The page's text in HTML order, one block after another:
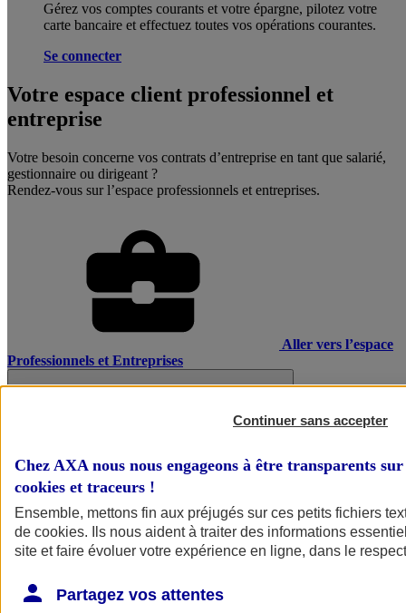
Gérez vos comptes courants et votre épargne, pilotez votre
carte bancaire et effectuez toutes vos opérations courantes.
Se connecter
Votre espace client professionnel et
entreprise
Votre besoin concerne vos contrats d’entreprise en tant que salarié,
gestionnaire ou dirigeant ?
Rendez-vous sur l’espace professionnels et entreprises.
Aller vers l’espace
Professionnels et Entreprises
Continuer sans accepter
Chez AXA nous nous engageons à être transparents
cookies et traceurs !
Ensemble, mettons fin aux préjugés sur ces petits fichiers
de cookies. Ils nous aident à traiter des informations
site et faire évoluer votre expérience en ligne, dans le
Partagez vos attentes